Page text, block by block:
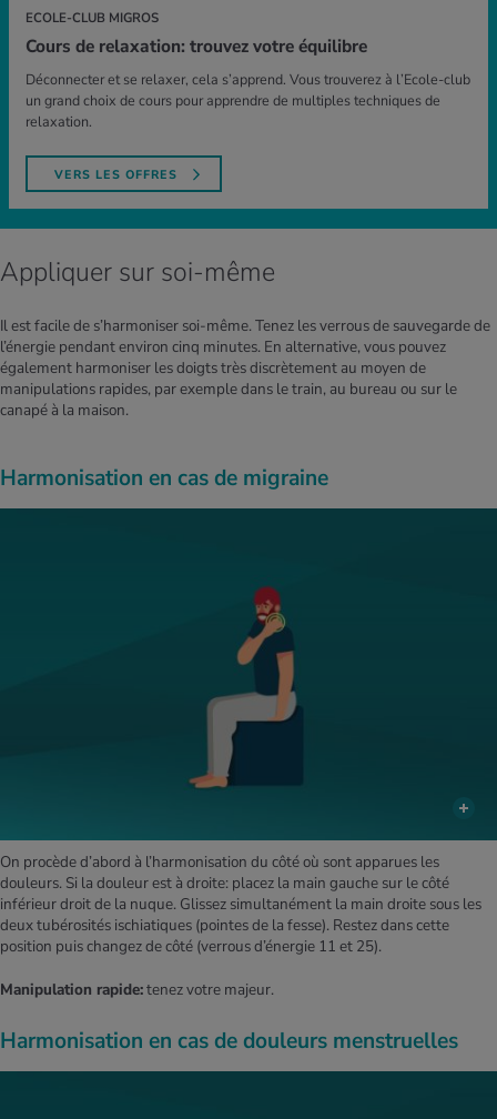
ECOLE-CLUB MIGROS
Cours de relaxation: trouvez votre équilibre
Déconnecter et se relaxer, cela s’apprend. Vous trouverez à l’Ecole-club
un grand choix de cours pour apprendre de multiples techniques de
relaxation.
VERS LES OFFRES
Appliquer sur soi-même
Il est facile de s’harmoniser soi-même. Tenez les verrous de sauvegarde de
l’énergie pendant environ cinq minutes. En alternative, vous pouvez
également harmoniser les doigts très discrètement au moyen de
manipulations rapides, par exemple dans le train, au bureau ou sur le
canapé à la maison.
Harmonisation en cas de migraine
On procède d’abord à l’harmonisation du côté où sont apparues les
douleurs. Si la douleur est à droite: placez la main gauche sur le côté
inférieur droit de la nuque. Glissez simultanément la main droite sous les
deux tubérosités ischiatiques (pointes de la fesse). Restez dans cette
position puis changez de côté (verrous d’énergie 11 et 25).
Manipulation rapide:tenez votre majeur.
Harmonisation en cas de douleurs menstruelles